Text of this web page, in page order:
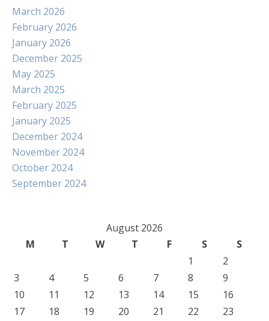
March 2026
February 2026
January 2026
December 2025
May 2025
March 2025
February 2025
January 2025
December 2024
November 2024
October 2024
September 2024
August 2026
M
T W T F S
S
1
2
3
4 5 6 7 8
9
10
11 12 13 14 15
16
17
18 19 20 21 22
23